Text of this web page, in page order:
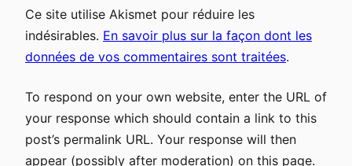
Ce site utilise Akismet pour réduire les
indésirables. En savoir plus sur la façon dont les
données de vos commentaires sont traitées.
To respond on your own website, enter the URL of
your response which should contain a link to this
post’s permalink URL. Your response will then
appear (possibly after moderation) on this page.